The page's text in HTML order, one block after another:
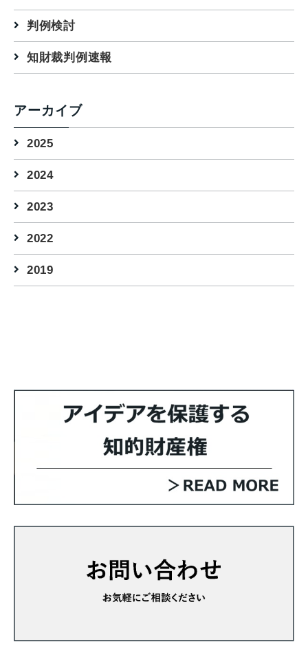
判例検討
知財裁判例速報
アーカイブ
2025
2024
2023
2022
2019